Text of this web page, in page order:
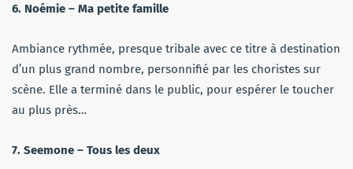
6. Noémie – Ma petite famille
Ambiance rythmée, presque tribale avec ce titre à destination
d’un plus grand nombre, personnifié par les choristes sur
scène. Elle a terminé dans le public, pour espérer le toucher
au plus près…
7. Seemone – Tous les deux